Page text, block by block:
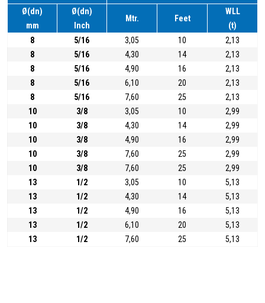
Ø(dn)
mm
Ø(dn)
Inch
Mtr. Feet
WLL
(t)
8
5/16 3,05 10
2,13
8
5/16 4,30 14
2,13
8
5/16 4,90 16
2,13
8
5/16 6,10 20
2,13
8
5/16 7,60 25
2,13
10
3/8 3,05 10
2,99
10
3/8 4,30 14
2,99
10
3/8 4,90 16
2,99
10
3/8 7,60 25
2,99
10
3/8 7,60 25
2,99
13
1/2 3,05 10
5,13
13
1/2 4,30 14
5,13
13
1/2 4,90 16
5,13
13
1/2 6,10 20
5,13
13
1/2 7,60 25 5,13